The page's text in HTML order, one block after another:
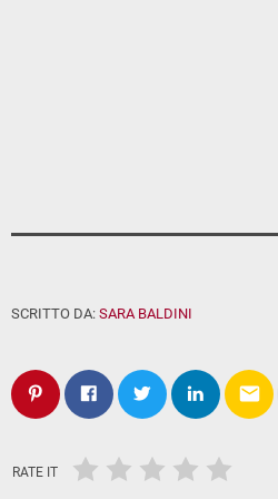
SCRITTO DA: SARA BALDINI
email
RATE IT